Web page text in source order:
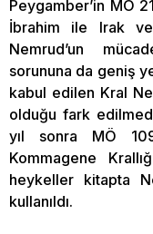
Peygamber’in MÖ
İbrahim ile Irak ve
Nemrud’un
sorununa da geniş
kabul edilen Kral
olduğu fark
yıl sonra MÖ 109
Kommagene
heykeller kitapta
kullanıldı.